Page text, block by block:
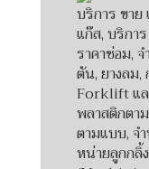
บริการ ขา
แก๊ส, บริกา
ราคาซ่อม, จ
ตัน, ยางลม,
Forklift แล
พลาสติกตา
ตามแบบ, จ
หน่ายลูกก